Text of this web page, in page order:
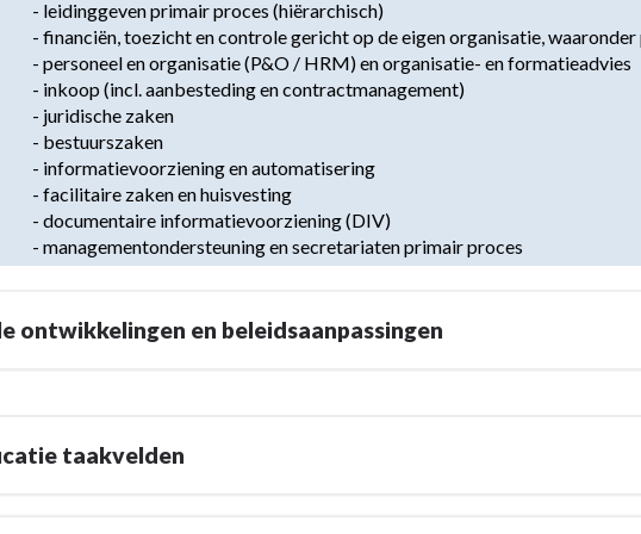
- leidinggeven primair proces (hiërarchisch)
- financiën, toezicht en controle gericht op de eigen organisatie,
- personeel en organisatie (P&O / HRM) en organisatie- en formatieadvies
- inkoop (incl. aanbesteding en contractmanagement)
- juridische zaken
- bestuurszaken
- informatievoorziening en automatisering
- facilitaire zaken en huisvesting
- documentaire informatievoorziening (DIV)
- managementondersteuning en secretariaten primair proces
ontwikkelingen en beleidsaanpassingen
taakvelden